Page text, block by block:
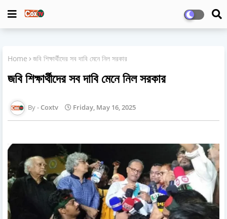
Home জবি শিক্ষার্থীদের সব দাবি মেনে নিল সরকার
জবি শিক্ষার্থীদের সব দাবি মেনে নিল সরকার
Coxtv Friday, May 16, 2025